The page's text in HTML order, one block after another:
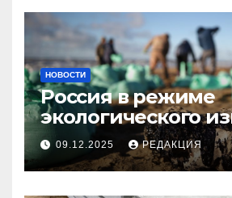
НОВОСТИ
Россия в режиме
экологического
09.12.2025 РЕДАКЦИЯ